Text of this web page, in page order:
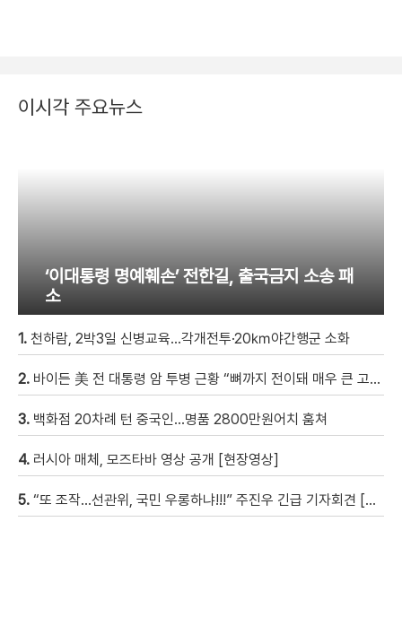
이시각 주요뉴스
‘이대통령 명예훼손’ 전한길, 출국금지 소송 패
소
1. 천하람, 2박3일 신병교육…각개전투·20㎞야간행군 소화
2. 바이든 美 전 대통령 암 투병 근황 “뼈까지 전이돼 매우 큰 고통”
3. 백화점 20차례 턴 중국인…명품 2800만원어치 훔쳐
4. 러시아 매체, 모즈타바 영상 공개 [현장영상]
5. “또 조작…선관위, 국민 우롱하냐!!!” 주진우 긴급 기자회견 [현장영상]